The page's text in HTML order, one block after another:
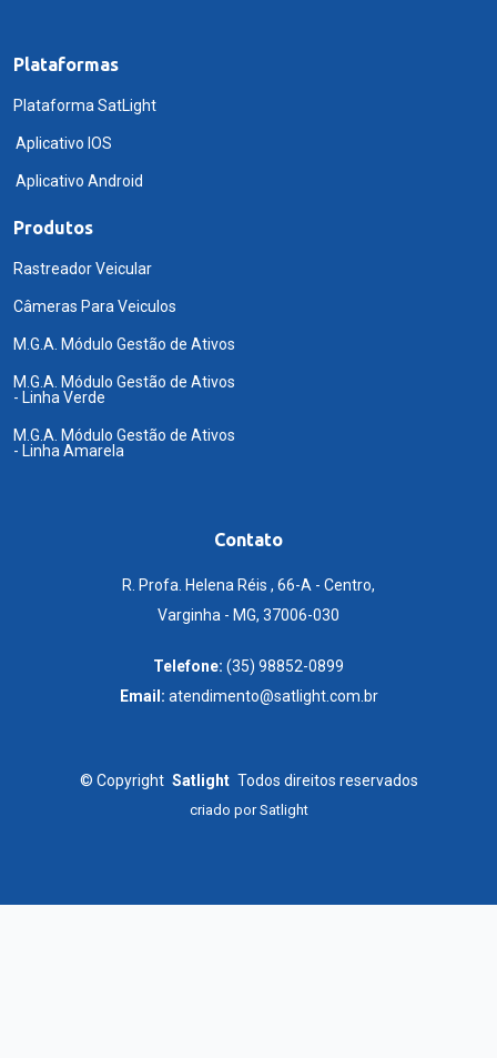
Plataformas
Plataforma SatLight
Aplicativo IOS
Aplicativo Android
Produtos
Rastreador Veicular
Câmeras Para Veiculos
M.G.A. Módulo Gestão de Ativos
M.G.A. Módulo Gestão de Ativos
- Linha Verde
M.G.A. Módulo Gestão de Ativos
- Linha Amarela
Contato
R. Profa. Helena Réis , 66-A - Centro,
Varginha - MG, 37006-030
Telefone: (35) 98852-0899
Email: atendimento@satlight.com.br
© Copyright Satlight Todos direitos reservados
criado porSatlight